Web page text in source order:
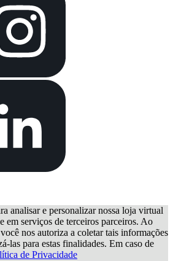
analisar e personalizar nossa loja virtual
em serviços de terceiros parceiros. Ao
nos autoriza a coletar tais informações
las para estas finalidades. Em caso de
de Privacidade